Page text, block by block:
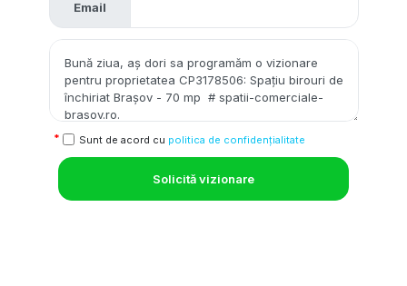
Email
Sunt de acord cu politica de confidențialitate
Solicită vizionare